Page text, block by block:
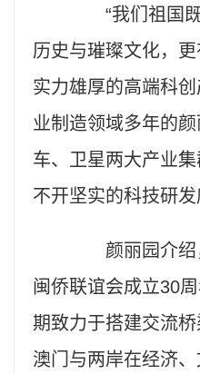
“我们祖国既
历史与璀璨文化，更
实力雄厚的高端科
业制造领域多年的
车、卫星两大产业
不开坚实的科技研发
颜丽园介绍
闽侨联谊会成立30
期致力于搭建交流
澳门与两岸在经济